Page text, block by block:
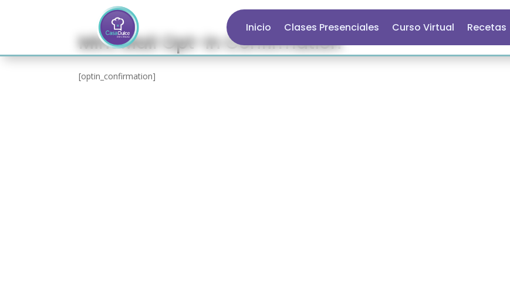
Inicio Clases Presenciales Curso Virtual Recetas
Mint Mail Opt-in Confirmation
[optin_confirmation]